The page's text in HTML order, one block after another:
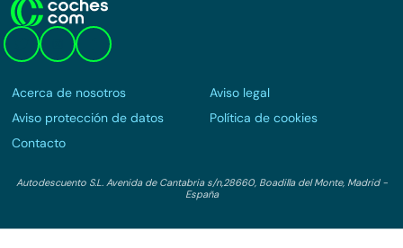
Coches de segunda mano
Coches de km0
Coches de renting